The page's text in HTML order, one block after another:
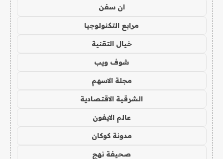
ان سفن
مرابع التكنولوجيا
خيال التقنية
شوف ويب
مجلة الاسهم
الشرقية الاقتصادية
عالم الايفون
مدونة كوكان
صحيفة نهج